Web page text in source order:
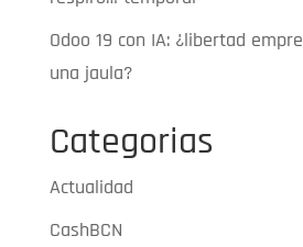
Odoo 19 con IA: ¿libertad
una jaula?
Categorias
Actualidad
CashBCN